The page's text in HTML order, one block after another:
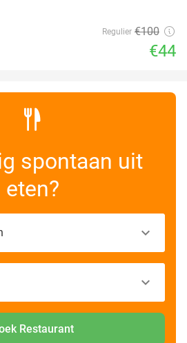
Regulier €100
€44
spontaan uit
eten?
Restaurant